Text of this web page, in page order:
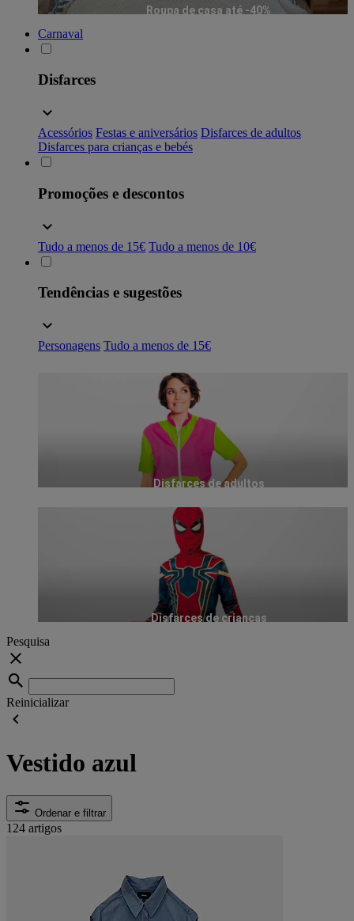
Roupa de casa até -40%
Carnaval
Disfarces
Acessórios Festas e aniversários Disfarces de adultos
Disfarces para crianças e bebés
Promoções e descontos
Tudo a menos de 15€ Tudo a menos de 10€
Tendências e sugestões
Personagens Tudo a menos de 15€
Disfarces de adultos
Disfarces de crianças
Pesquisa
Reinicializar
Vestido azul
Ordenar e filtrar
124 artigos